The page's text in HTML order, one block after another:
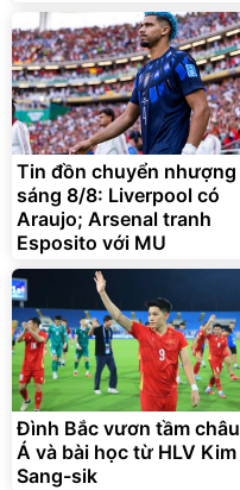
Tin đồn chuyển nhượng
sáng 8/8: Liverpool có
Araujo; Arsenal tranh
Esposito với MU
Đình Bắc vươn tầm châu
Á và bài học từ HLV Kim
Sang-sik